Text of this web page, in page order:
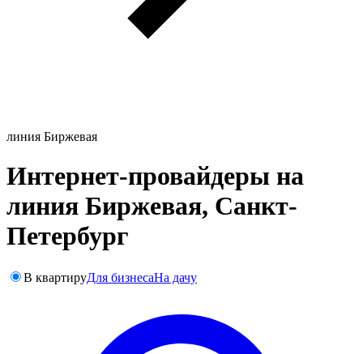
линия Биржевая
Интернет-провайдеры на
линия Биржевая, Санкт-
Петербург
В квартируДля бизнесаНа дачу